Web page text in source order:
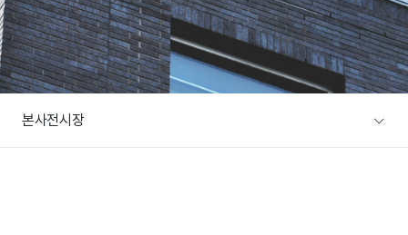
자재품질
오시는 길
주택전시장
상담문의
건축문의
A/S문의
본사전시장